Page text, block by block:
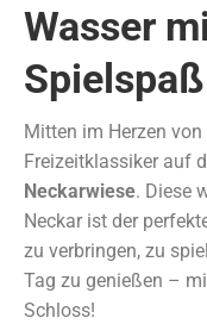
Wasser
Spielspaß
Mitten im Herzen von
Freizeitklassiker auf
Neckarwiese. Diese
Neckar ist der
zu verbringen, zu
Tag zu genießen –
Schloss!